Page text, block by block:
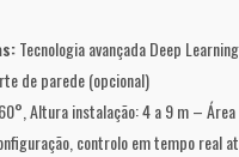
Tecnologia avançada Deep
de parede (opcional)
Altura instalação: 4 a 9 m –
controlo em tempo real